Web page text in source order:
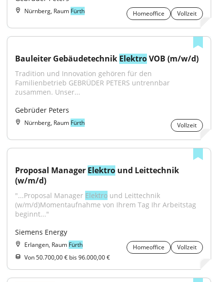
Nürnberg, Raum Fürth Homeoffice Vollzeit
Bauleiter Gebäudetechnik Elektro VOB (m/w/d)
Tradition und Innovation gehören für den
Familienbetrieb GEBRÜDER PETERS untrennbar
zusammen. Unser...
Gebrüder Peters
Nürnberg, Raum Fürth Vollzeit
Proposal Manager Elektro und Leittechnik
(w/m/d)
"...Proposal Manager Elektro und Leittechnik
(w/m/d)Momentaufnahme von Ihrem Tag Ihr Arbeitstag
beginnt..."
Siemens Energy
Erlangen, Raum Fürth Homeoffice
Vollzeit
Von 50.700,00 € bis 96.000,00 €